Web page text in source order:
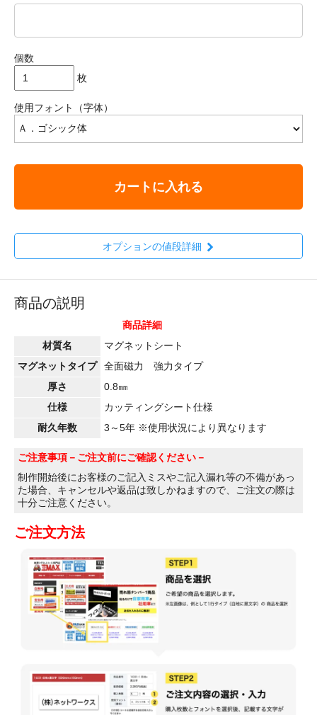
個数
枚
使用フォント（字体）
カートに入れる
オプションの値段詳細
商品の説明
商品詳細
材質名
マグネットシート
マグネットタイプ
全面磁力 強力タイプ
厚さ
0.8㎜
仕様
カッティングシート仕様
耐久年数
3～5年 ※使用状況により異なります
ご注意事項 －ご注文前にご確認ください－
制作開始後にお客様のご記入ミスやご記入漏れ等の不備があっ
た場合、キャンセルや返品は致しかねますので、ご注文の際は
十分ご注意ください。
ご注文方法